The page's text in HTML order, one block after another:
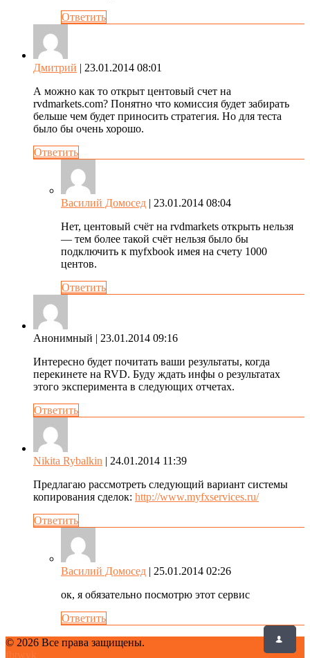
Ответить
Дмитрий | 23.01.2014 08:01
А можно как то открыт центовый счет на
rvdmarkets.com? Понятно что комиссия будет забирать
бельше чем будет приносить стратегия. Но для теста
было бы очень хорошо.
Ответить
Василий Домосед | 23.01.2014 08:04
Нет, центовый счёт на rvdmarkets открыть нельзя
— тем более такой счёт нельзя было бы
подключить к myfxbook имея на счету 1000
центов.
Ответить
Анонимный | 23.01.2014 09:16
Интересно будет почитать ваши результаты, когда
перекинете на RVD. Буду ждать инфы о результатах
этого эксперимента в следующих отчетах.
Ответить
Nikita Rybalkin | 24.01.2014 11:39
Предлагаю рассмотреть следующий вариант системы
копирования сделок: http://www.myfxservices.ru/
Ответить
Василий Домосед | 25.01.2014 02:26
ок, я обязательно посмотрю этот сервис
Ответить
© 2026 Все права защищены.
fbtw vk